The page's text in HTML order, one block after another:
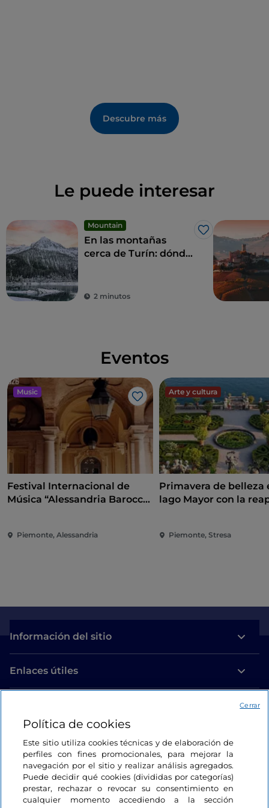
Descubre más
Le puede interesar
Mountain
Me gusta
En las montañas
cerca de Turín: dónde
2 minutos
Eventos
Music
Me gusta
Festival Internacional de
Música “Alessandria Barocca
Piemonte, Alessandria
Arte y cultura
Primavera de belleza
lago Mayor con la
Piemonte, Stresa
Información del sitio
Enlaces útiles
Estamos en contacto
Política de cookies
Este sitio utiliza cookies técnicas y de elaboración de
perfiles con fines promocionales, para mejorar la
navegación por el sitio y realizar análisis agregados.
Puede decidir qué cookies (divididas por categorías)
prestar, rechazar o revocar su consentimiento en
cualquier momento accediendo a la sección
Cerrar